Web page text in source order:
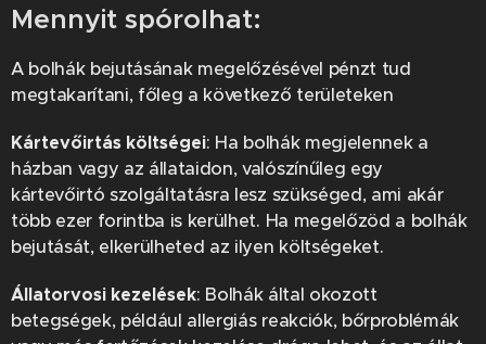
Mennyit spórolhat:
A bolhák bejutásának megelőzésével pénzt tud
megtakarítani, főleg a következő területeken
Kártevőirtás költségei: Ha bolhák megjelennek a
házban vagy az állataidon, valószínűleg egy
kártevőirtó szolgáltatásra lesz szükséged, ami akár
több ezer forintba is kerülhet. Ha megelőzöd a bolhák
bejutását, elkerülheted az ilyen költségeket.
Állatorvosi kezelések: Bolhák által okozott
betegségek, például allergiás reakciók, bőrproblémák